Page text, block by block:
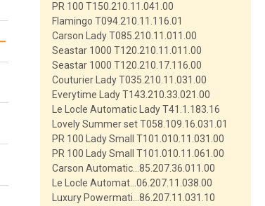
PR 100 T150.210.11.041.00
Flamingo T094.210.11.116.01
Carson Lady T085.210.11.011.00
Seastar 1000 T120.210.11.011.00
Seastar 1000 T120.210.17.116.00
Couturier Lady T035.210.11.031.00
Everytime Lady T143.210.33.021.00
Le Locle Automatic Lady T41.1.183.16
Lovely Summer set T058.109.16.031.01
PR 100 Lady Small T101.010.11.031.00
PR 100 Lady Small T101.010.11.061.00
Carson Automatic…85.207.36.011.00
Le Locle Automat…06.207.11.038.00
Luxury Powermati…86.207.11.031.10